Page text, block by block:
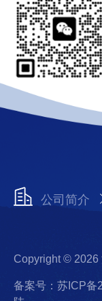
公司简介
Copyright © 2026
备案号：苏ICP备